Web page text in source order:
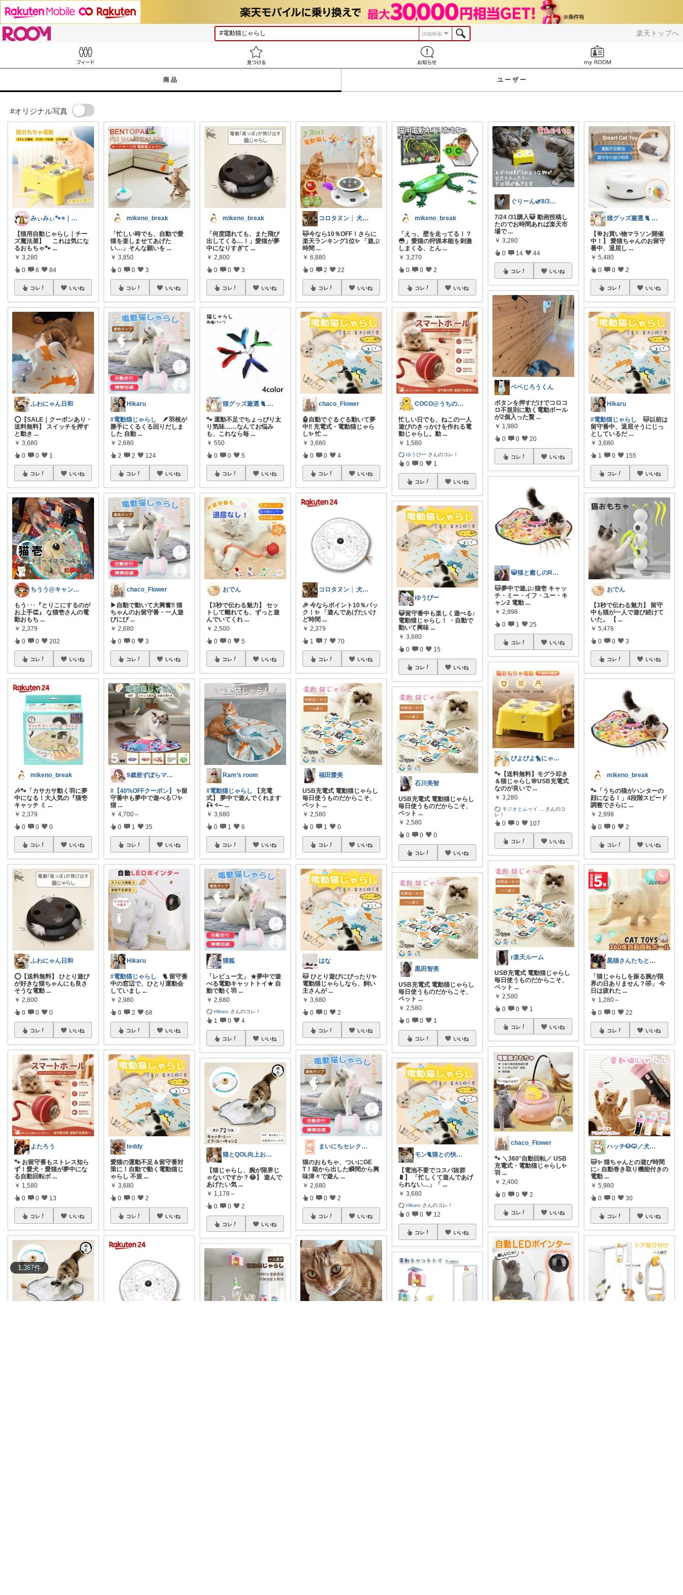
楽天トップへ
詳細検索
商品 ユーザー
#オリジナル写真
1,367件
みぃみぃ🐾⭐｜猫と暮らすROOM
【猫用自動じゃらし｜チー
ズ魔法屋】 これは気にな
るおもちゃ🐾 ...
￥ 3,280
0 6 84
コレ いいね
ふわにゃん日和
⭕️【SALE｜クーポンあり・
送料無料】 スイッチを押す
と動き ...
￥ 3,680
0 0 1
コレ いいね
ちうう@キャンプとネコ様が好きです
もう･･･『とりこにするのが
お上手👏』 な猫壱さんの電
動おもち ...
￥ 2,379
0 0 202
コレ いいね
mikeno_break
🎶🐾「カサカサ動く羽に夢
中になる！大人気の『猫壱
キャッチ ミ ...
￥ 2,379
0 0 0
コレ いいね
ふわにゃん日和
⭕️【送料無料】 ひとり遊び
が好きな猫ちゃんにも良さ
そうな電動 ...
￥ 2,800
0 0 0
コレ いいね
よたろう
🐾 お留守番もストレス知ら
ず！愛犬・愛猫が夢中にな
る自動回転ボ ...
￥ 1,580
0 0 13
コレ いいね
mikeno_break
「忙しい時でも、自動で愛
猫を楽しませてあげた
い…」そんな願いを ...
￥ 3,850
0 0 3
コレ いいね
Hikaru
#電動猫じゃらし 🪶羽根が
勝手にくるくる回りだしま
した 自動 ...
￥ 2,680
2 2 124
コレ いいね
chaco_Flower
▶︎自動で動いて大興奮‼️ 猫
ちゃんのお留守番・一人遊
びにぴ ...
￥ 2,680
0 0 3
コレ いいね
9歳差ずぼらママの買って良かったもの✨
#【40%OFFクーポン】
✨留
守番中も夢中で遊べる♡✨
猫 ...
￥ 4,700～
0 1 35
コレ いいね
Hikaru
#電動猫じゃらし 🐈 留守番
中の窓辺で、ひとり運動会
していまし ...
￥ 2,980
0 2 68
コレ いいね
teddy
愛猫の運動不足＆留守番対
策に！自動で動く電動猫じ
ゃらし 不規 ...
￥ 3,680
0 0 2
コレ いいね
mikeno_break
「何度隠れても、また飛び
出してくる…！」愛猫が夢
中になりすぎて ...
￥ 2,800
0 0 3
コレ いいね
猫グッズ厳選 🐈 にゃん具市場 🌈
🐾 運動不足でちょっぴり太
り気味……なんてお悩み
も、これなら毎 ...
￥ 550
0 0 5
コレ いいね
おでん
【3秒で伝わる魅力】 セッ
トして離れても、ずっと遊
んでいてくれ ...
￥ 2,500
0 0 5
コレ いいね
Ram’s room
#電動猫じゃらし 【充電
式】 夢中で遊んでくれます
🎣 ✧•- ...
￥ 3,680
0 1 6
コレ いいね
猫狐
「レビュー文」 ★夢中で遊
べる電動キャットトイ★ 自
動で動く羽 ...
￥ 2,680
Hikaru さんのコレ！
1 0 4
コレ いいね
猫とQOL向上おじさん🐾
【猫じゃらし、腕が限界じ
ゃないですか？😂】 遊んで
あげたい気 ...
￥ 1,178～
0 0 2
コレ いいね
コロタヌン │ 犬猫アイテム
🐱今なら10％OFF！さらに
楽天ランキング1位✨ 「遊ぶ
時間 ...
￥ 6,880
0 2 22
コレ いいね
chaco_Flower
🤖自動でぐるぐる動いて夢
中‼️ 充電式・電動猫じゃら
し✨ 忙 ...
￥ 3,680
0 0 4
コレ いいね
コロタヌン │ 犬猫アイテム
🎉 今ならポイント10％バッ
ク！✨ 「遊んであげたいけ
ど時間 ...
￥ 2,379
1 7 70
コレ いいね
福田愛美
USB充電式 電動猫じゃらし
毎日使うものだからこそ、
ペット ...
￥ 2,580
0 1 0
コレ いいね
はな
🐱 ひとり遊びにぴったり✨
電動猫じゃらしなら、飼い
主さんが ...
￥ 3,680
0 0 2
コレ いいね
まいにちセレクトdays
猫のおもちゃ、ついにGE
T！箱から出した瞬間から興
味津々で遊ん ...
￥ 2,680
0 0 2
コレ いいね
mikeno_break
「えっ、壁を走ってる！？
😳」愛猫の狩猟本能を刺激
しまくる、とん ...
￥ 3,270
0 0 2
コレ いいね
COCO@うちの犬を喜ばせたい♪
忙しい日でも、ねこの一人
遊びのきっかけを作れる電
動じゃらし。動 ...
￥ 1,580
ゆうぴー さんのコレ！
0 0 1
コレ いいね
ゆうぴー
😺留守番中も楽しく遊べる♪
電動猫じゃらし！ ・自動で
動いて興味 ...
￥ 3,680
0 0 15
コレ いいね
石川美智
USB充電式 電動猫じゃらし
毎日使うものだからこそ、
ペット ...
￥ 2,580
0 0 0
コレ いいね
黒田智美
USB充電式 電動猫じゃらし
毎日使うものだからこそ、
ペット ...
￥ 2,580
0 0 1
コレ いいね
モン🐈猫との快適な暮らし
【電池不要でコスパ抜群
🔋】 「忙しくて遊んであげ
られない…」「 ...
￥ 3,680
Hikaru さんのコレ！
0 0 12
コレ いいね
ぐりーん🌿8/3🍞ありがとう🙇‍♀
7/24 /31購入😺 動画投稿し
たのでお時間あれば楽天市
場で ...
￥ 3,280
0 14 44
コレ いいね
ペペじろうくん
ボタンを押すだけでコロコ
ロ不規則に動く電動ボール
が2個入った贅 ...
￥ 1,980
0 0 20
コレ いいね
😺猫と癒しのRoom😺
🐱夢中で遊ぶ♪猫壱 キャッ
チ・ミー・イフ・ユー・キ
ャン2 電動 ...
￥ 2,998
0 1 25
コレ いいね
ぴよぴよ🐤にゃんにゃん🐾カニ金魚
🐾【送料無料】モグラ叩き
＆猫じゃらし🌸USB充電式
なのが良いで ...
￥ 3,280
モジオとムゥイ
さんのコ
レ！
0 0 107
コレ いいね
r楽天ルーム
USB充電式 電動猫じゃらし
毎日使うものだからこそ、
ペット ...
￥ 2,580
0 0 1
コレ いいね
chaco_Flower
🐾 ＼360°自動回転／ USB
充電式・電動猫じゃらし✨
羽 ...
￥ 2,400
0 0 2
コレ いいね
猫グッズ厳選 🐈 にゃん具市場 🌈
【🎯お買い物マラソン開催
中！】 愛猫ちゃんのお留守
番中、退屈し ...
￥ 5,480
0 0 2
コレ いいね
Hikaru
#電動猫じゃらし 🐱以前は
留守番中、退屈そうにじっ
としているだ ...
￥ 3,680
1 0 155
コレ いいね
おでん
【3秒で伝わる魅力】 留守
中も猫が一人で遊び続けて
いた。 【 ...
￥ 5,478
0 0 3
コレ いいね
mikeno_break
🐾「うちの猫がハンターの
顔になる！」4段階スピード
調整でさらに ...
￥ 2,998
0 0 2
コレ いいね
黒猫さんたちとの暮らしズボラ解決ROOM
「猫じゃらしを振る腕が限
界の日ありません？🤣」 今
日は疲れた ...
￥ 1,280～
0 0 22
コレ いいね
ハッチ🐶🐱／犬猫グッズroom
🐱✨ 猫ちゃんとの遊び時間
に♪ 自動巻き取り機能付きの
電動 ...
￥ 5,980
0 0 30
コレ いいね